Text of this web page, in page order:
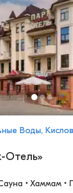
Воды,
Отель»
• Хаммам